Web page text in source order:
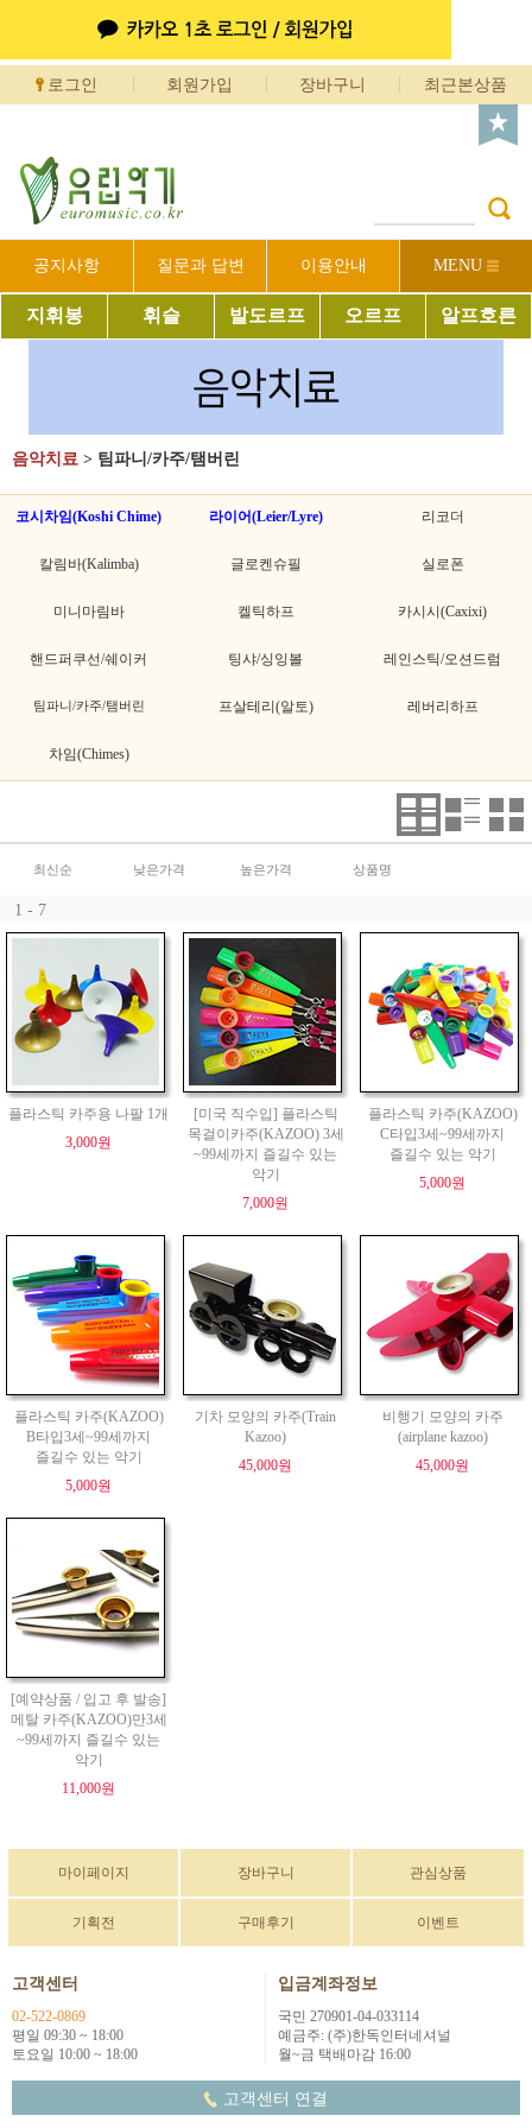
로그인 회원가입 장바구니 최근본상품
공지사항 질문과 답변 이용안내 MENU
지휘봉 휘슬 발도르프 오르프 알프호른
음악치료 > 팀파니/카주/탬버린
코시차임(Koshi Chime) 라이어(Leier/Lyre) 리코더
칼림바(Kalimba) 글로켄슈필 실로폰
미니마림바 켈틱하프 카시시(Caxixi)
핸드퍼쿠선/쉐이커 팅샤/싱잉볼 레인스틱/오션드럼
팀파니/카주/탬버린 프살테리(알토) 레버리하프
차임(Chimes)
최신순 낮은가격 높은가격 상품명
1 - 7
플라스틱 카주용 나팔 1개
3,000원
[미국 직수입] 플라스틱
목걸이카주(KAZOO) 3세
~99세까지 즐길수 있는
악기
7,000원
플라스틱 카주(KAZOO)
C타입3세~99세까지
즐길수 있는 악기
5,000원
플라스틱 카주(KAZOO)
B타입3세~99세까지
즐길수 있는 악기
5,000원
기차 모양의 카주(Train
Kazoo)
45,000원
비행기 모양의 카주
(airplane kazoo)
45,000원
[예약상품 / 입고 후 발송]
메탈 카주(KAZOO)만3세
~99세까지 즐길수 있는
악기
11,000원
마이페이지 장바구니 관심상품
기획전 구매후기 이벤트
고객센터
02-522-0869
평일 09:30 ~ 18:00
토요일 10:00 ~ 18:00
입금계좌정보
국민 270901-04-033114
예금주: (주)한독인터네셔널
월~금 택배마감 16:00
고객센터 연결